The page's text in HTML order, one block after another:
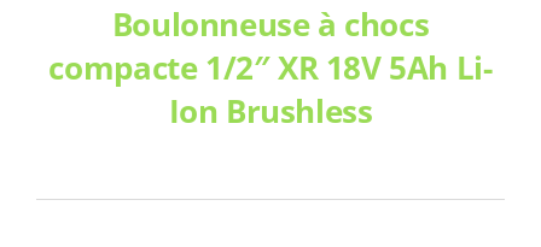
Boulonneuse à chocs
compacte 1/2″ XR 18V 5Ah Li-
Ion Brushless